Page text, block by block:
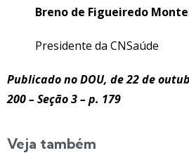
Breno de Figueiredo
Presidente da CNSaúde
Publicado no DOU, de 22 de
200 – Seção 3 – p. 179
Veja também